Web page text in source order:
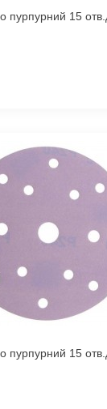
пурпурний 15
пурпурний 15